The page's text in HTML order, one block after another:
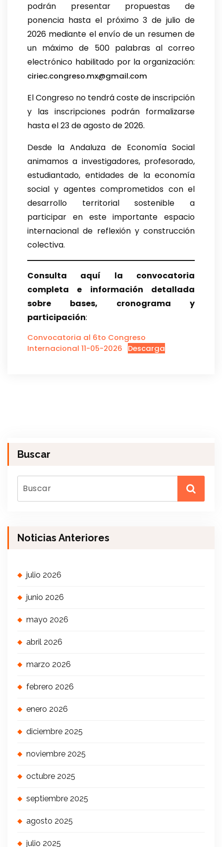
podrán presentar propuestas de
ponencia hasta el próximo 3 de julio de
2026 mediante el envío de un resumen de
un máximo de 500 palabras al correo
electrónico habilitado por la organización:
ciriec.congreso.mx@gmail.com
El Congreso no tendrá coste de inscripción
y las inscripciones podrán formalizarse
hasta el 23 de agosto de 2026.
Desde la Andaluza de Economía Social
animamos a investigadores, profesorado,
estudiantado, entidades de la economía
social y agentes comprometidos con el
desarrollo territorial sostenible a
participar en este importante espacio
internacional de reflexión y construcción
colectiva.
Consulta aquí la convocatoria
completa e información detallada
sobre bases, cronograma y
participación:
Convocatoria al 6to Congreso
Internacional 11-05-2026
Descarga
Buscar
Noticias Anteriores
julio 2026
junio 2026
mayo 2026
abril 2026
marzo 2026
febrero 2026
enero 2026
diciembre 2025
noviembre 2025
octubre 2025
septiembre 2025
agosto 2025
julio 2025